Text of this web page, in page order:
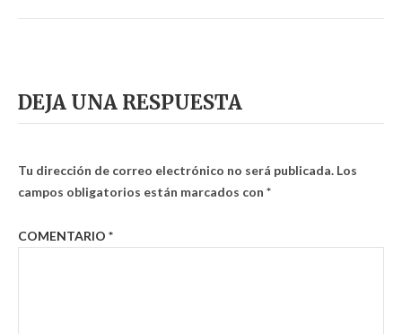
DEJA UNA RESPUESTA
Tu dirección de correo electrónico no será publicada. Los
campos obligatorios están marcados con *
COMENTARIO *